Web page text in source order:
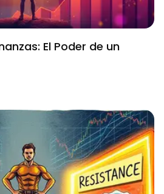
El Poder de un